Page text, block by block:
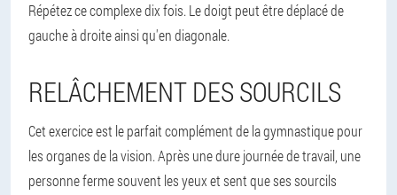
Répétez ce complexe dix fois. Le doigt peut être déplacé de
gauche à droite ainsi qu'en diagonale.
RELÂCHEMENT DES SOURCILS
Cet exercice est le parfait complément de la gymnastique pour
les organes de la vision. Après une dure journée de travail, une
personne ferme souvent les yeux et sent que ses sourcils